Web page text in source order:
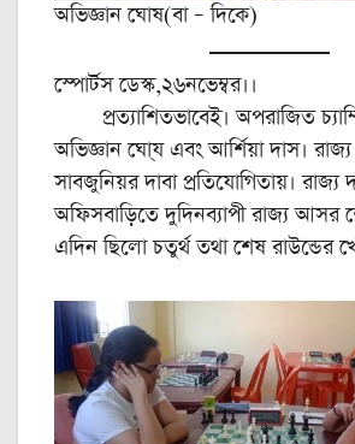
অভিজ্ঞান ঘোষ(বা – দিকে)
স্পোর্টস ডেস্ক,২৬নভেম্বর।।
প্রত্যাশিতভাবেই। অপরাজিত
অভিজ্ঞান ঘো্য এবং আর্শিয়া দাস।
সাবজুনিয়র দাবা প্রতিযোগিতায়। রাজ্য
অফিসবাড়িতে দুদিনব্যাপী রাজ্য আসর
এদিন ছিলো চতুর্থ তথা শেষ রাউন্ডের